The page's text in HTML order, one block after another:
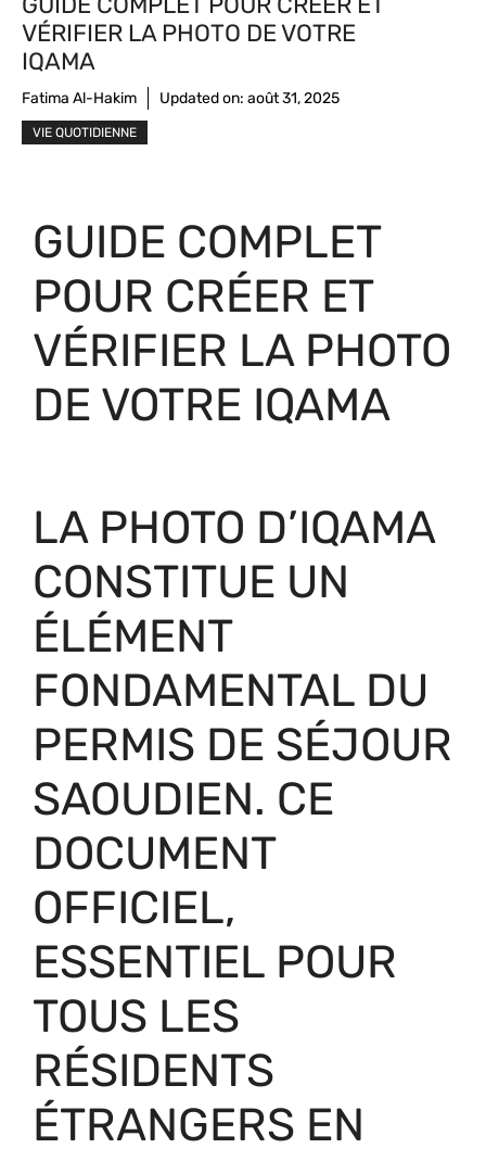
VÉRIFIER LA PHOTO DE VOTRE
IQAMA
Fatima Al-Hakim Updated on: août 31, 2025
VIE QUOTIDIENNE
GUIDE COMPLET
POUR CRÉER ET
VÉRIFIER LA PHOTO
DE VOTRE IQAMA
LA PHOTO D’IQAMA
CONSTITUE UN
ÉLÉMENT
FONDAMENTAL DU
PERMIS DE SÉJOUR
SAOUDIEN. CE
DOCUMENT
OFFICIEL,
ESSENTIEL POUR
TOUS LES
RÉSIDENTS
ÉTRANGERS EN